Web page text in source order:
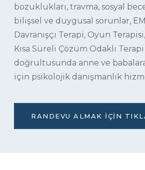
bozuklukları, travma, sosyal
bilişsel ve duygusal sorunlar,
Davranışçı Terapi, Oyun
Kısa Süreli Çözüm Odaklı
doğrultusunda anne ve
için psikolojik danışmanlık
RANDEVU ALMAK İÇIN